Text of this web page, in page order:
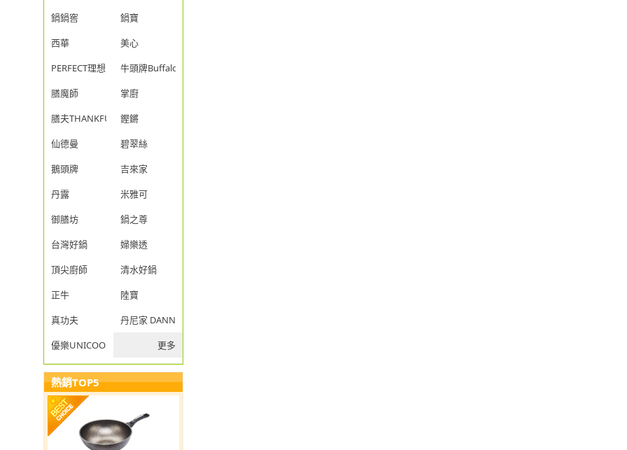
鍋鍋窖
鍋寶
西華
美心
PERFECT理想
牛頭牌Buffalo
膳魔師
掌廚
膳夫THANKFUL
鏗鏘
仙德曼
碧翠絲
鵝頭牌
吉來家
丹露
米雅可
御膳坊
鍋之尊
台灣好鍋
婦樂透
頂尖廚師
清水好鍋
正牛
陸寶
真功夫
丹尼家 DANNY JIA
優樂UNICOOK
更多
熱銷TOP5